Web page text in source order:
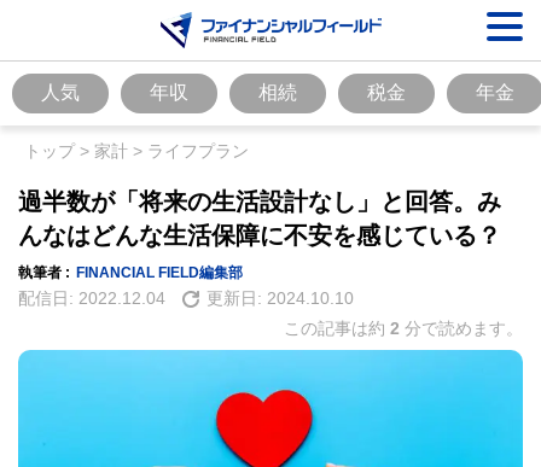
人気 年収 相続 税金 年金
トップ> 家計 > ライフプラン
過半数が「将来の生活設計なし」と回答。み
んなはどんな生活保障に不安を感じている？
執筆者 : FINANCIAL FIELD編集部
配信日: 2022.12.04 更新日: 2024.10.10
この記事は約 2 分で読めます。